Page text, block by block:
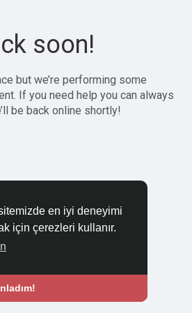
en iyi deneyimi
için çerezleri kullanır.
soon!
but we’re performing some
If you need help you can always
be back online shortly!